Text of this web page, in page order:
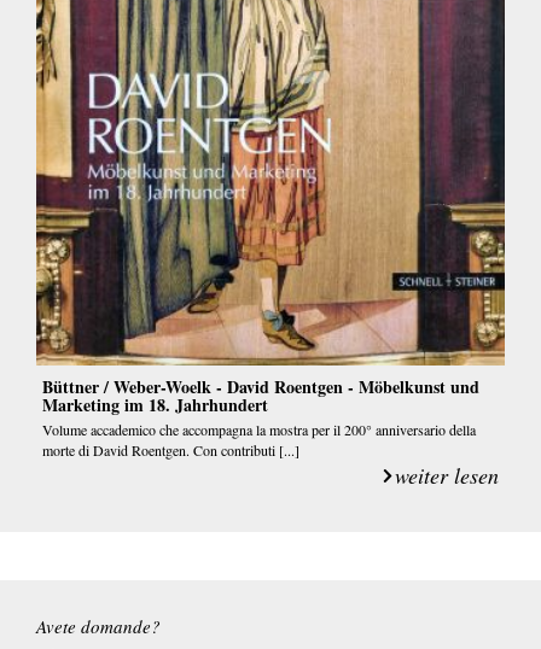
Büttner / Weber-Woelk - David Roentgen - Möbelkunst und
Marketing im 18. Jahrhundert
Volume accademico che accompagna la mostra per il 200° anniversario della
morte di David Roentgen. Con contributi [...]
weiter lesen
Avete domande?